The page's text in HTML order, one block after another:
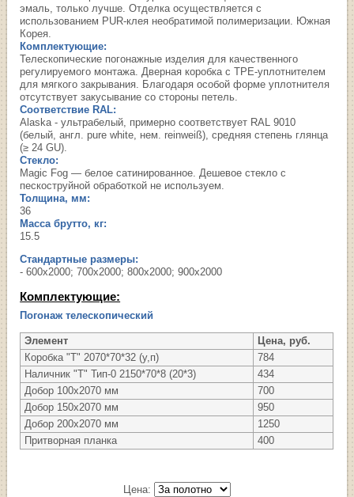
эмаль, только лучше. Отделка осуществляется с
использованием PUR-клея необратимой полимеризации. Южная
Корея.
Комплектующие:
Телескопические погонажные изделия для качественного
регулируемого монтажа. Дверная коробка с TPE-уплотнителем
для мягкого закрывания. Благодаря особой форме уплотнителя
отсутствует закусывание со стороны петель.
Соответствие RAL:
Alaska - ультрабелый, примерно соответствует RAL 9010
(белый, англ. pure white, нем. reinweiß), средняя степень глянца
(≥ 24 GU).
Стекло:
Magic Fog — белое сатинированное. Дешевое стекло с
пескоструйной обработкой не используем.
Толщина, мм:
36
Масса брутто, кг:
15.5
Стандартные размеры:
- 600х2000; 700х2000; 800х2000; 900х2000
Комплектующие:
Погонаж телескопический
Элемент
Цена, руб.
Коробка "Т" 2070*70*32 (у,п)
784
Наличник "Т" Тип-0 2150*70*8 (20*3)
434
Добор 100х2070 мм
700
Добор 150х2070 мм
950
Добор 200х2070 мм
1250
Притворная планка
400
Цена: